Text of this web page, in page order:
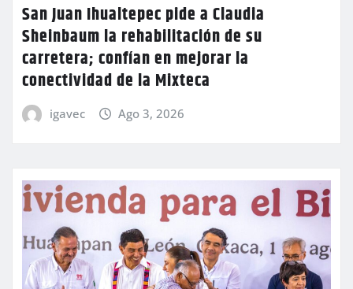
San Juan Ihualtepec pide a Claudia
Sheinbaum la rehabilitación de su
carretera; confían en mejorar la
conectividad de la Mixteca
igavec Ago 3, 2026